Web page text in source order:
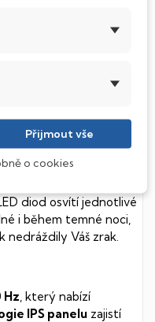
(Solid State Drive)
méně náchylný
tiššía především nabízí
diod osvítí jednotlivé
i během temné noci,
Váš zrak.
Hz , který nabízí
IPS panelu zajistí
Přijmout vše
o cookies